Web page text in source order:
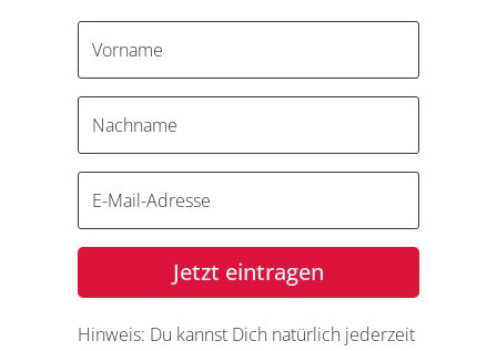
Jetzt eintragen
Hinweis: Du kannst Dich natürlich jederzeit